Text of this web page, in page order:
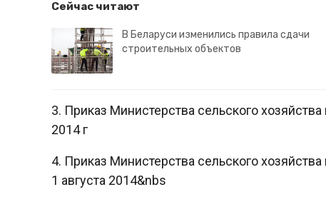
Сейчас читают
В Беларуси изменились правила сдачи
строительных объектов
3. Приказ Министерства сельского
2014 г
4. Приказ Министерства сельского
1 августа 2014&nbs